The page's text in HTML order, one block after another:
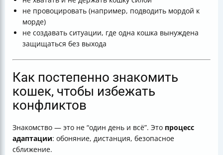
не провоцировать (например, подводить мордой к
морде)
не создавать ситуации, где одна кошка вынуждена
защищаться без выхода
Как постепенно знакомить
кошек, чтобы избежать
конфликтов
Знакомство — это не “один день и всё”. Это процесс
адаптации: обоняние, дистанция, безопасное
сближение.